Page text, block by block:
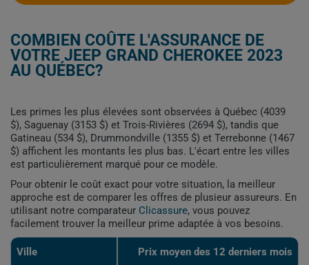
COMBIEN COÛTE L'ASSURANCE DE
VOTRE JEEP GRAND CHEROKEE 2023
AU QUÉBEC?
Les primes les plus élevées sont observées à Québec (4039
$), Saguenay (3153 $) et Trois-Rivières (2694 $), tandis que
Gatineau (534 $), Drummondville (1355 $) et Terrebonne (1467
$) affichent les montants les plus bas. L'écart entre les villes
est particulièrement marqué pour ce modèle.
Pour obtenir le coût exact pour votre situation, la meilleur
approche est de comparer les offres de plusieur assureurs. En
utilisant notre comparateur Clicassure, vous pouvez
facilement trouver la meilleur prime adaptée à vos besoins.
Ville Prix ​​moyen des 12 derniers mois